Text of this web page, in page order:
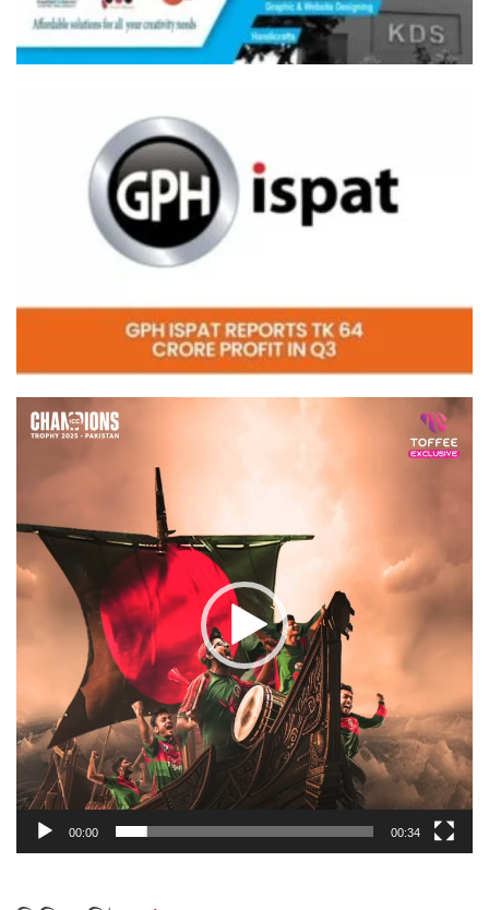
Video
Player
00:00 00:34